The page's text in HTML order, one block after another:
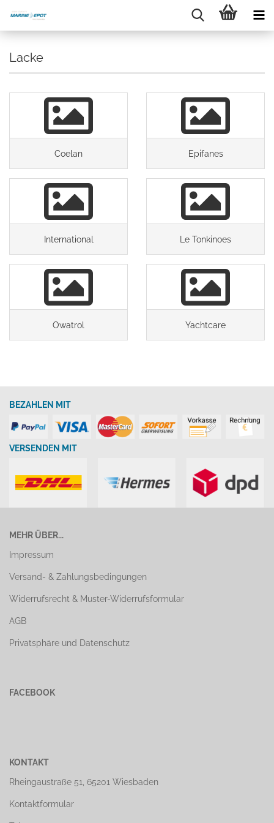
Lacke
Coelan Epifanes
International Le Tonkinoes
Owatrol Yachtcare
BEZAHLEN MIT
VERSENDEN MIT
MEHR ÜBER...
Impressum
Versand- & Zahlungsbedingungen
Widerrufsrecht & Muster-Widerrufsformular
AGB
Privatsphäre und Datenschutz
FACEBOOK
KONTAKT
Rheingaustraße 51, 65201 Wiesbaden
Kontaktformular